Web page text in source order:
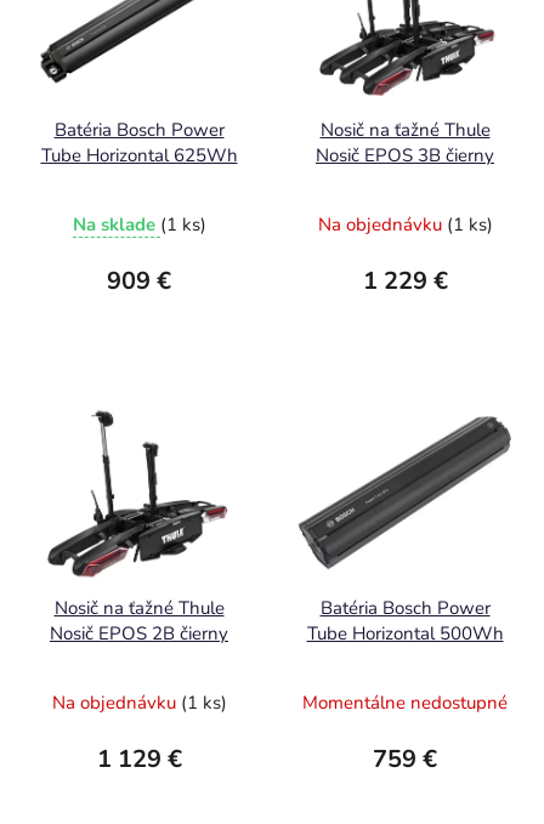
Batéria Bosch Power
Tube Horizontal 625Wh
Na sklade (1 ks)
909 €
Nosič na ťažné Thule
Nosič EPOS 3B čierny
Na objednávku (1 ks)
1 229 €
Nosič na ťažné Thule
Nosič EPOS 2B čierny
Na objednávku (1 ks)
1 129 €
Batéria Bosch Power
Tube Horizontal 500Wh
Momentálne nedostupné
759 €